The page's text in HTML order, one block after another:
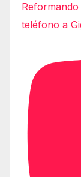
teléfono a